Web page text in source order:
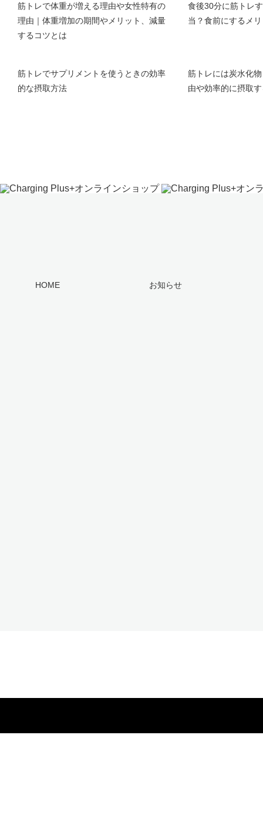
筋トレで体重が増える理由や女性特有の
理由｜体重増加の期間やメリット、減量
するコツとは
食後30分に筋トレ
当？食前にするメ
筋トレでサプリメントを使うときの効率
的な摂取方法
筋トレには炭水化
由や効率的に摂取
HOME お知らせ